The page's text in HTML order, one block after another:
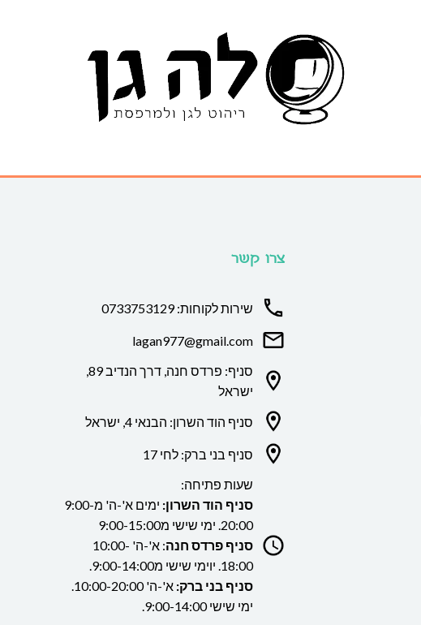
צרו קשר
שירות לקוחות: 0733753129
lagan977@gmail.com
סניף: פרדס חנה, דרך הנדיב 89,
ישראל
סניף הוד השרון: הבנאי 4, ישראל
סניף בני ברק: לחי 17
שעות פתיחה:
סניף הוד השרון:
ימים א'-ה' מ9:00-
20:00. ימי שישי מ9:00-15:00
סניף פרדס חנה
: א'-ה' 10:00-
18:00. יוימי שישי מ9:00-14:00.
סניף בני ברק:
א'-ה' 10:00-20:00.
ימי שישי 9:00-14:00.